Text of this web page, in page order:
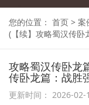
您的位置： 首页 > 案
(【续】攻略蜀汉传卧
攻略蜀汉传卧龙
传卧龙篇：战胜
更新时间： 2026-